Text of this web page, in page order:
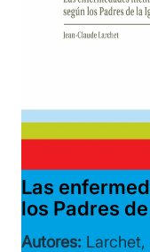
Las
los Padres
Autores: